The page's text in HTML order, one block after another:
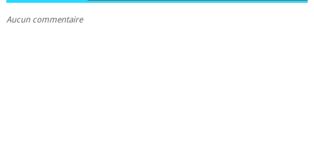
Aucun commentaire